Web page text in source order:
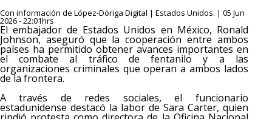
Con información de López-Dóriga Digital | Estados Unidos. | 05 Jun
2026 - 22:01hrs
El embajador de Estados Unidos en México, Ronald
Johnson, aseguró que la cooperación entre ambos
países ha permitido obtener avances importantes en
el combate al tráfico de fentanilo y a las
organizaciones criminales que operan a ambos lados
de la frontera.
A través de redes sociales, el funcionario
estadunidense destacó la labor de Sara Carter, quien